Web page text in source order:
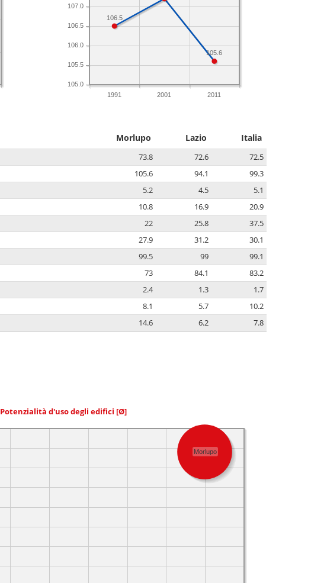
1991 2001 2011
105.0
105.5
106.0
106.5
107.0
105.6
106.5
Morlupo Lazio Italia
73.8 72.6
72.5
105.6 94.1
99.3
5.2 4.5
5.1
10.8 16.9
20.9
22 25.8
37.5
27.9 31.2
30.1
99.5 99
99.1
73 84.1
83.2
2.4 1.3
1.7
8.1 5.7
10.2
14.6 6.2 7.8
Potenzialità d'uso degli edifici [Ø]
Morlupo